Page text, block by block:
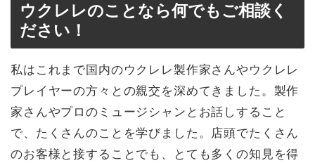
ウクレレのことなら何でもご相談く
ださい！
私はこれまで国内のウクレレ製作家さんやウクレレ
プレイヤーの方々との親交を深めてきました。製作
家さんやプロのミュージシャンとお話しすること
で、たくさんのことを学びました。店頭でたくさん
のお客様と接することでも、とても多くの知見を得